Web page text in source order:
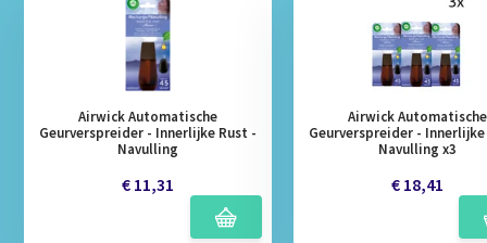
Airwick Automatische
Geurverspreider - Innerlijke Rust -
Navulling
€ 11,31
Airwick Automatische
Geurverspreider -
Navulling x3
€ 18,41